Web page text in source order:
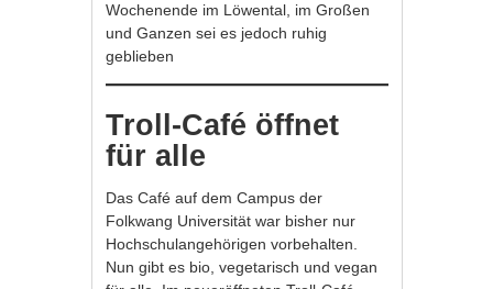
Wochenende im Löwental, im Großen
und Ganzen sei es jedoch ruhig
geblieben
Troll-Café öffnet
für alle
Das Café auf dem Campus der
Folkwang Universität war bisher nur
Hochschulangehörigen vorbehalten.
Nun gibt es bio, vegetarisch und vegan